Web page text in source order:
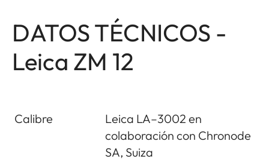
DATOS TÉCNICOS -
Leica ZM 12
Calibre
Leica LA–3002 en
colaboración con Chronode
SA, Suiza